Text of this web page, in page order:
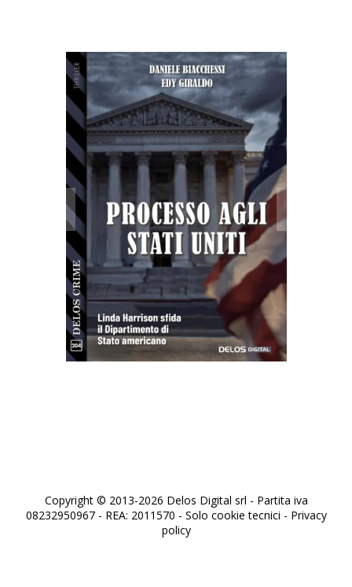
Copyright © 2013-2026 Delos Digital srl - Partita iva
08232950967 - REA: 2011570 - Solo cookie tecnici - Privacy
policy